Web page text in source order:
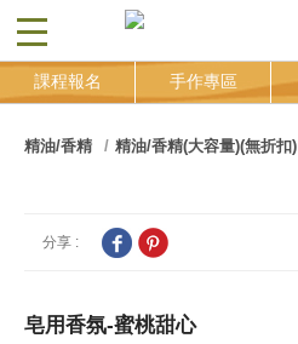
CLOSE
課程報名 手作專區
精油/香精 精油/香精(大容量)(無折扣)
分享 :
皂用香氛-蜜桃甜心